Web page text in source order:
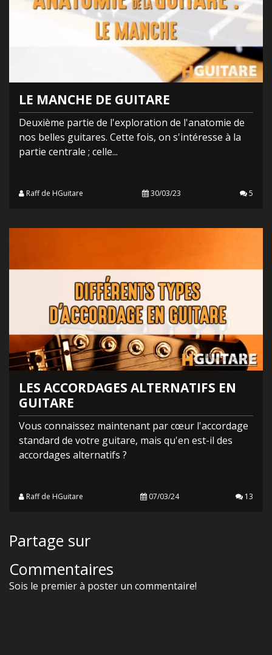
LE MANCHE DE GUITARE
Deuxième partie de l'exploration de l'anatomie de
nos belles guitares. Cette fois, on s'intéresse à la
partie centrale ; celle...
Raff de HGuitare 30/03/23 5
LES ACCORDAGES ALTERNATIFS EN
GUITARE
Vous connaissez maintenant par cœur l'accordage
standard de votre guitare, mais qu'en est-il des
accordages alternatifs ?
Raff de HGuitare 07/03/24 13
Partage sur
Facebook Twitter